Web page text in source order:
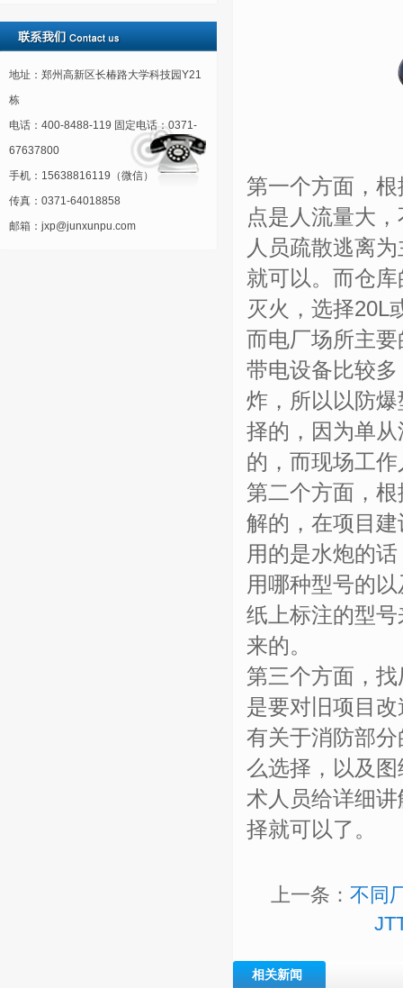
地址：郑州高新区长椿路大学科技园Y21
栋
电话：400-8488-119 固定电话：0371-
67637800
手机：15638816119（微信）
传真：0371-64018858
邮箱：jxp@junxunpu.com
第一个方面，
点是人流量大
人员疏散逃离
就可以。而仓
灭火，选择20L
而电厂场所主
带电设备比较
炸，所以以防
择的，因为单
的，而现场工
第二个方面，
解的，在项目
用的是水炮的
用哪种型号的
纸上标注的型
来的。
第三个方面，
是要对旧项目
有关于消防部
么选择，以及
术人员给详细
择就可以了。
上一条： 不同
相关新闻